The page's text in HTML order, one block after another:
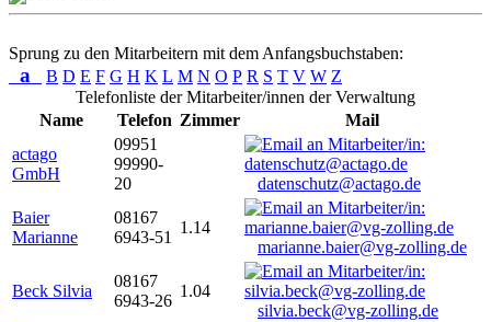
Sprung zu den Mitarbeitern mit dem Anfangsbuchstaben:
a B D E F G H K L M N O P R S T V W Z
Telefonliste der Mitarbeiter/innen der Verwaltung
Name
Telefon Zimmer
Mail
actago
GmbH
09951
99990-
20
datenschutz@actago.de
Baier
Marianne
08167
6943-51
1.14
marianne.baier@vg-zolling.de
Beck Silvia
08167
6943-26
1.04
silvia.beck@vg-zolling.de